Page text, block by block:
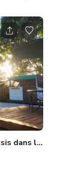
le ciel
dans le jardin